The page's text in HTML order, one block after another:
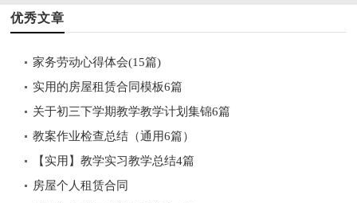
优秀文章
家务劳动心得体会(15篇)
实用的房屋租赁合同模板6篇
关于初三下学期教学教学计划集锦6篇
教案作业检查总结（通用6篇）
【实用】教学实习教学总结4篇
房屋个人租赁合同